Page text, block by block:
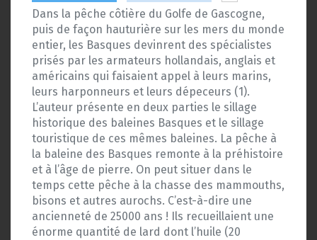
Dans la pêche côtière du Golfe de Gascogne,
puis de façon hauturière sur les mers du monde
entier, les Basques devinrent des spécialistes
prisés par les armateurs hollandais, anglais et
américains qui faisaient appel à leurs marins,
leurs harponneurs et leurs dépeceurs (1).
L’auteur présente en deux parties le sillage
historique des baleines Basques et le sillage
touristique de ces mêmes baleines. La pêche à
la baleine des Basques remonte à la préhistoire
et à l’âge de pierre. On peut situer dans le
temps cette pêche à la chasse des mammouths,
bisons et autres aurochs. C’est-à-dire une
ancienneté de 25000 ans ! Ils recueillaient une
énorme quantité de lard dont l’huile (20